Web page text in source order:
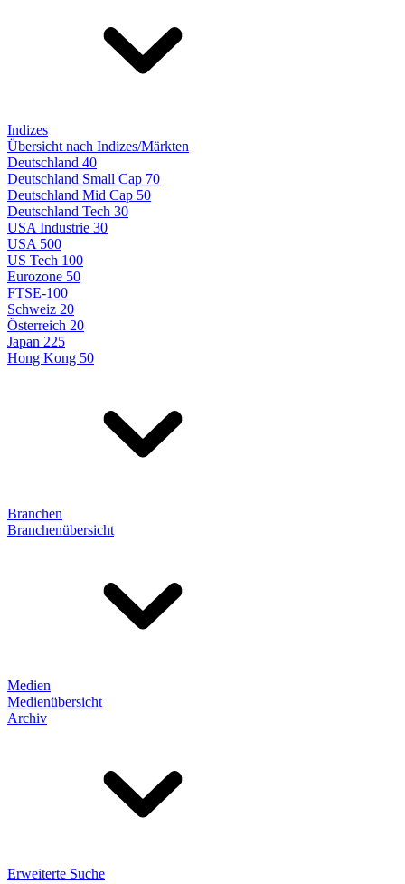
Indizes
Übersicht nach Indizes/Märkten
Deutschland 40
Deutschland Small Cap 70
Deutschland Mid Cap 50
Deutschland Tech 30
USA Industrie 30
USA 500
US Tech 100
Eurozone 50
FTSE-100
Schweiz 20
Österreich 20
Japan 225
Hong Kong 50
Branchen
Branchenübersicht
Medien
Medienübersicht
Archiv
Erweiterte Suche